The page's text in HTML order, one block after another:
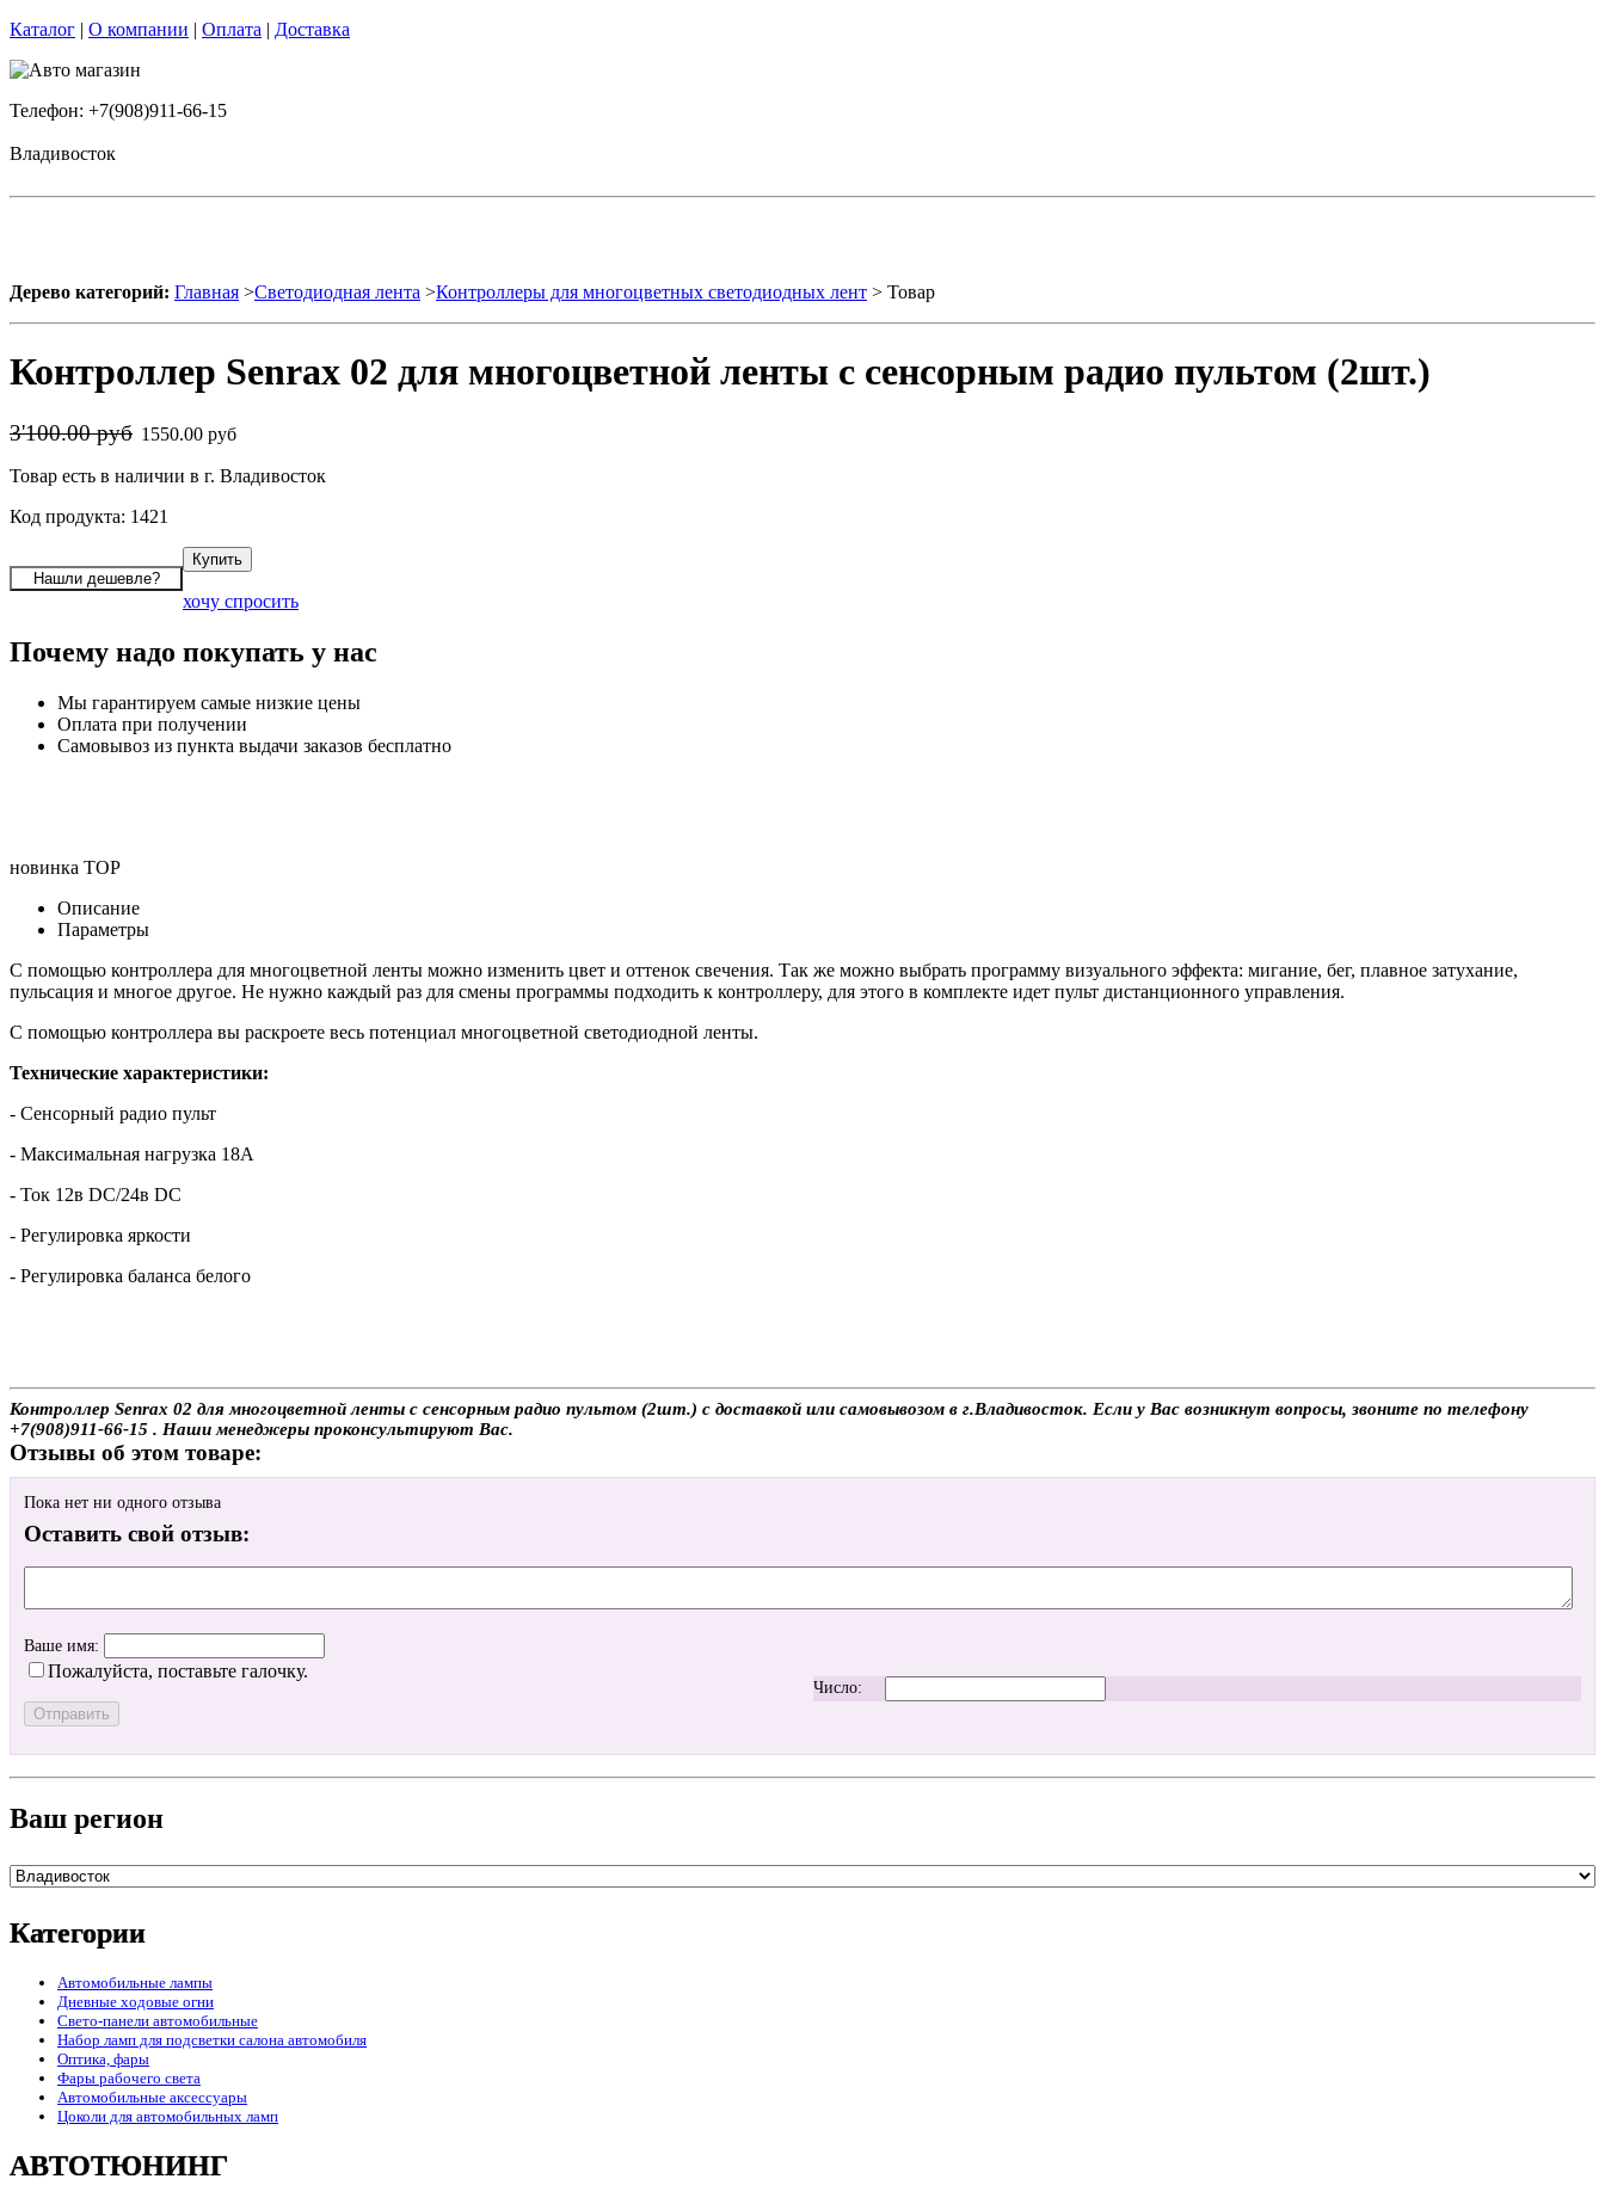
Каталог | О компании | Оплата | Доставка
Телефон: +7(908)911-66-15
Владивосток
Дерево категорий: Главная >Светодиодная лента >Контроллеры для многоцветных светодиодных лент > Товар
Контроллер Senrax 02 для многоцветной ленты с сенсорным радио пультом (2шт.)
3'100.00 руб 1550.00 руб
Товар есть в наличии в г. Владивосток
Код продукта: 1421
хочу спросить
Почему надо покупать у нас
Мы гарантируем самые низкие цены
Оплата при получении
Самовывоз из пункта выдачи заказов бесплатно
новинка TOP
Описание
Параметры
С помощью контроллера для многоцветной ленты можно изменить цвет и оттенок свечения. Так же можно выбрать программу визуального эффекта: мигание, бег, плавное затухание,
пульсация и многое другое. Не нужно каждый раз для смены программы подходить к контроллеру, для этого в комплекте идет пульт дистанционного управления.
С помощью контроллера вы раскроете весь потенциал многоцветной светодиодной ленты.
Технические характеристики:
- Сенсорный радио пульт
- Максимальная нагрузка 18А
- Ток 12в DC/24в DC
- Регулировка яркости
- Регулировка баланса белого
Контроллер Senrax 02 для многоцветной ленты с сенсорным радио пультом (2шт.) с доставкой или самовывозом в г.Владивосток. Если у Вас возникнут вопросы, звоните по телефону
+7(908)911-66-15 . Наши менеджеры проконсультируют Вас.
Отзывы об этом товаре:
Пока нет ни одного отзыва
Оставить свой отзыв:
Ваше имя:
Пожалуйста, поставьте галочку.
Число:
Ваш регион
Категории
Автомобильные лампы
Дневные ходовые огни
Свето-панели автомобильные
Набор ламп для подсветки салона автомобиля
Оптика, фары
Фары рабочего света
Автомобильные аксессуары
Цоколи для автомобильных ламп
АВТОТЮНИНГ